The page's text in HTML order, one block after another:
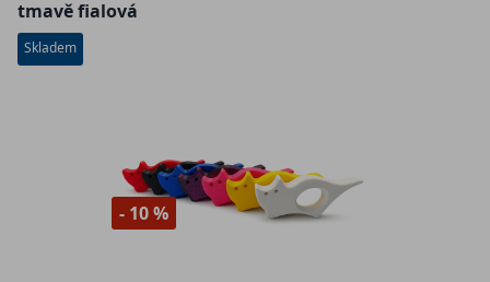
tmavě fialová
Skladem
- 10 %